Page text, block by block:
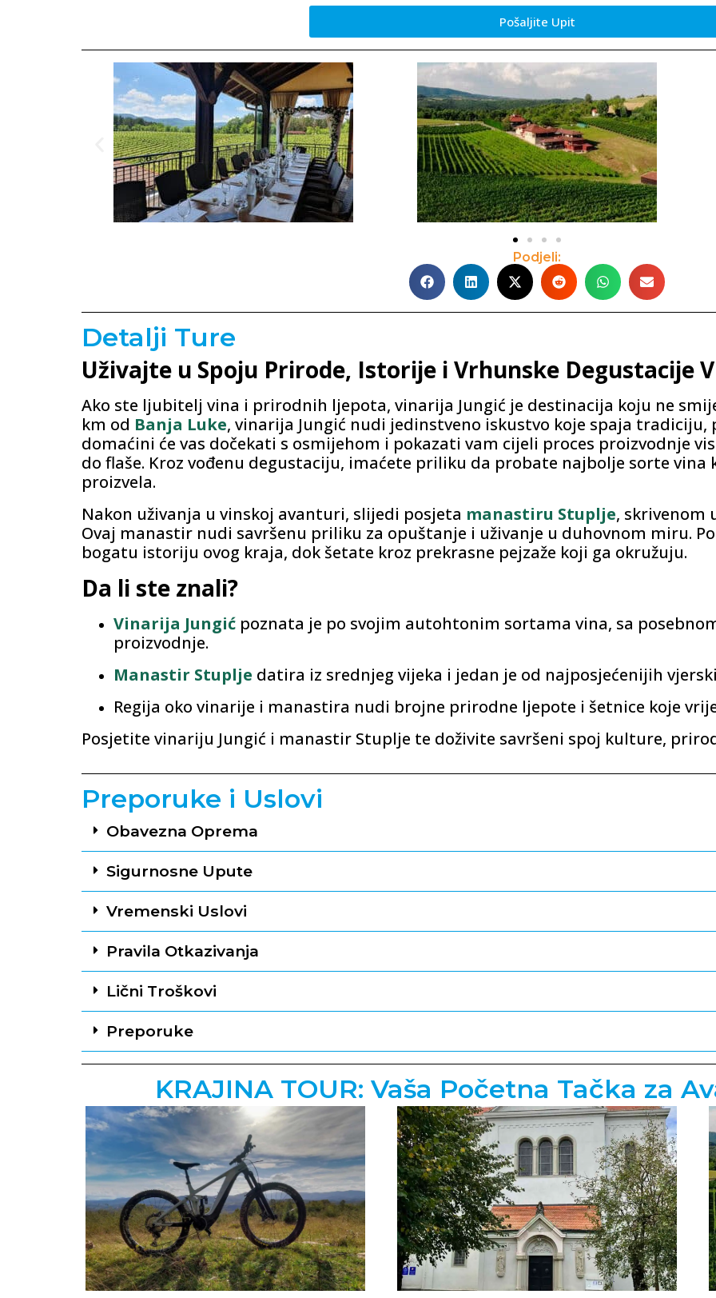
Pošaljite Upit
Podjeli:
Detalji Ture
Uživajte u Spoju Prirode, Istorije i Vrhunske Degustacije
Ako ste ljubitelj vina i prirodnih ljepota, vinarija Jungić je destinacija koju ne
km od Banja Luke, vinarija Jungić nudi jedinstveno iskustvo koje spaja
domaćini će vas dočekati s osmijehom i pokazati vam cijeli proces proizvodnje
do flaše. Kroz vođenu degustaciju, imaćete priliku da probate najbolje sorte vina
proizvela.
Nakon uživanja u vinskoj avanturi, slijedi posjeta manastiru Stuplje, skrivenom
Ovaj manastir nudi savršenu priliku za opuštanje i uživanje u duhovnom miru.
bogatu istoriju ovog kraja, dok šetate kroz prekrasne pejzaže koji ga okružuju.
Da li ste znali?
Vinarija Jungić poznata je po svojim autohtonim sortama vina, sa
proizvodnje.
Manastir Stuplje datira iz srednjeg vijeka i jedan je od najposjećenijih
Regija oko vinarije i manastira nudi brojne prirodne ljepote i šetnice koje
Posjetite vinariju Jungić i manastir Stuplje te doživite savršeni spoj kulture,
Preporuke i Uslovi
Obavezna Oprema
Sigurnosne Upute
Vremenski Uslovi
Pravila Otkazivanja
Lični Troškovi
Preporuke
KRAJINA TOUR: Vaša Početna Tačka za